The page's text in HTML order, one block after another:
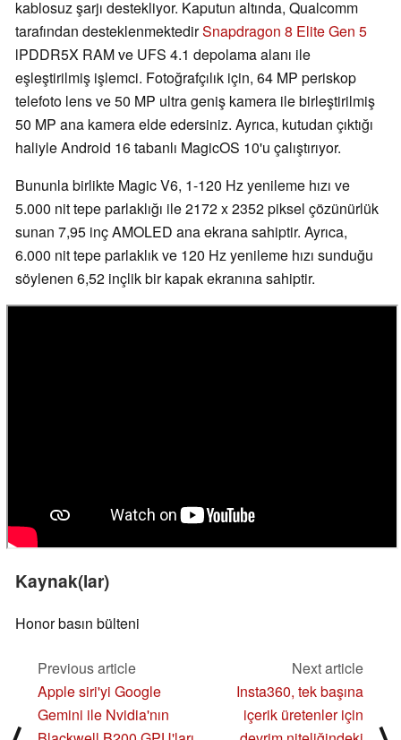
kablosuz şarjı destekliyor. Kaputun altında, Qualcomm
tarafından desteklenmektedirSnapdragon 8 Elite Gen 5
lPDDR5X RAM ve UFS 4.1 depolama alanı ile
eşleştirilmiş işlemci. Fotoğrafçılık için, 64 MP periskop
telefoto lens ve 50 MP ultra geniş kamera ile birleştirilmiş
50 MP ana kamera elde edersiniz. Ayrıca, kutudan çıktığı
haliyle Android 16 tabanlı MagicOS 10'u çalıştırıyor.
Bununla birlikte Magic V6, 1-120 Hz yenileme hızı ve
5.000 nit tepe parlaklığı ile 2172 x 2352 piksel çözünürlük
sunan 7,95 inç AMOLED ana ekrana sahiptir. Ayrıca,
6.000 nit tepe parlaklık ve 120 Hz yenileme hızı sunduğu
söylenen 6,52 inçlik bir kapak ekranına sahiptir.
Kaynak(lar)
Honor basın bülteni
Previous article
Apple siri'yi Google
Gemini ile Nvidia'nın
Next article
Insta360, tek başına
içerik üretenler için